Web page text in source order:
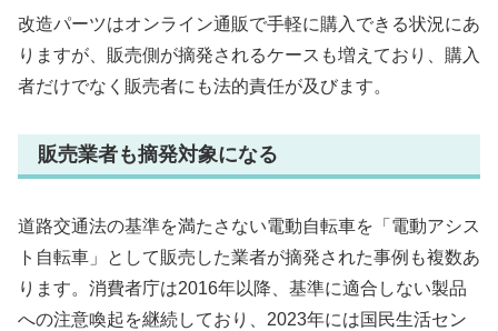
改造パーツはオンライン通販で手軽に購入できる状況にあ
りますが、販売側が摘発されるケースも増えており、購入
者だけでなく販売者にも法的責任が及びます。
販売業者も摘発対象になる
道路交通法の基準を満たさない電動自転車を「電動アシス
ト自転車」として販売した業者が摘発された事例も複数あ
ります。消費者庁は2016年以降、基準に適合しない製品
への注意喚起を継続しており、2023年には国民生活セン